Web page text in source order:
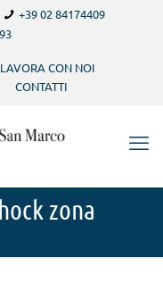
+39 02 84174409
LAVORA CON NOI
CONTATTI
zona